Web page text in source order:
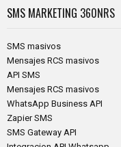
SMS MARKETING 360NRS
SMS masivos
Mensajes RCS masivos
API SMS
Mensajes RCS masivos
WhatsApp Business API
Zapier SMS
SMS Gateway API